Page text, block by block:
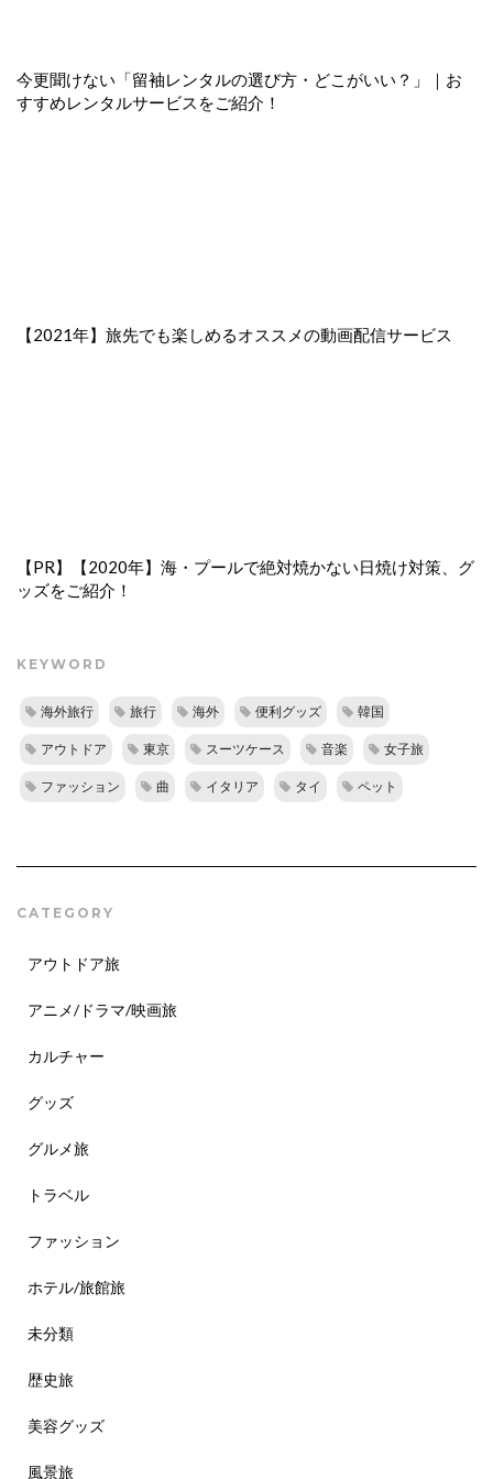
今更聞けない「留袖レンタルの選び方・どこがいい？」｜お
すすめレンタルサービスをご紹介！
【2021年】旅先でも楽しめるオススメの動画配信サービス
【PR】【2020年】海・プールで絶対焼かない日焼け対策、グ
ッズをご紹介！
KEYWORD
海外旅行 旅行 海外 便利グッズ 韓国
アウトドア 東京 スーツケース 音楽 女子旅
ファッション 曲 イタリア タイ ペット
CATEGORY
アウトドア旅
アニメ/ドラマ/映画旅
カルチャー
グッズ
グルメ旅
トラベル
ファッション
ホテル/旅館旅
未分類
歴史旅
美容グッズ
風景旅